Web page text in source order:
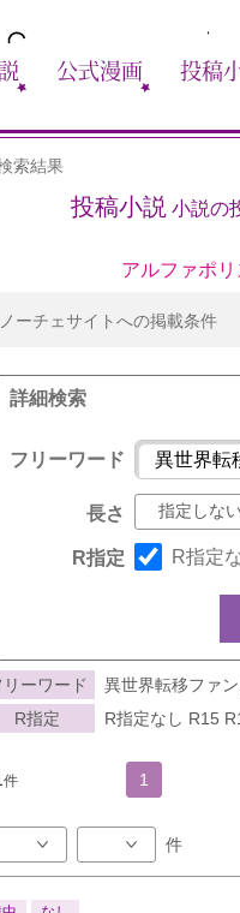
公式漫画 投稿
索結果
投稿小説 小説の
アルファポリ
ノーチェサイトへの掲載条件
詳細検索
フリーワード
長さ
R指定 R指定
リーワード
異世界転移ファ
R指定
R指定なし R15
件 1
件